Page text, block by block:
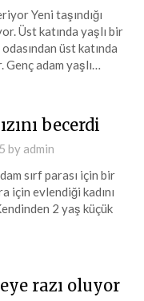
Yeni taşındığı
Üst katında yaşlı bir
üst katında
Genç adam yaşlı…
becerdi
by admin
sırf parası için bir
için evlendiği kadını
2 yaş küçük
razı oluyor